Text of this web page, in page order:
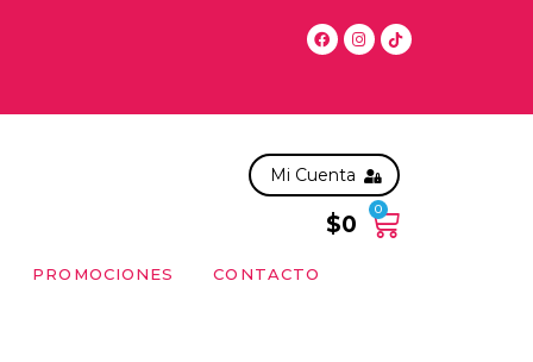
a Sabado antes de las 11:00 hrs, solo en la RM. Para
Mi Cuenta
$0
0
PROMOCIONES CONTACTO